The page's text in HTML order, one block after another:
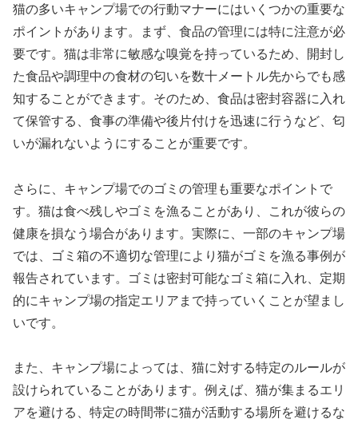
猫の多いキャンプ場での行動マナーにはいくつかの重要な
ポイントがあります。まず、食品の管理には特に注意が必
要です。猫は非常に敏感な嗅覚を持っているため、開封し
た食品や調理中の食材の匂いを数十メートル先からでも感
知することができます。そのため、食品は密封容器に入れ
て保管する、食事の準備や後片付けを迅速に行うなど、匂
いが漏れないようにすることが重要です。
さらに、キャンプ場でのゴミの管理も重要なポイントで
す。猫は食べ残しやゴミを漁ることがあり、これが彼らの
健康を損なう場合があります。実際に、一部のキャンプ場
では、ゴミ箱の不適切な管理により猫がゴミを漁る事例が
報告されています。ゴミは密封可能なゴミ箱に入れ、定期
的にキャンプ場の指定エリアまで持っていくことが望まし
いです。
また、キャンプ場によっては、猫に対する特定のルールが
設けられていることがあります。例えば、猫が集まるエリ
アを避ける、特定の時間帯に猫が活動する場所を避けるな